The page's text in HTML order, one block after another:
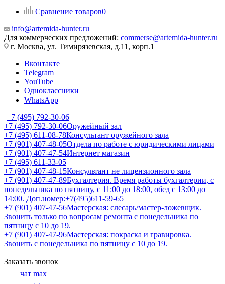
Сравнение товаров0
info@artemida-hunter.ru
Для коммерческих предложений: commerse@artemida-hunter.ru
г. Москва, ул. Тимирязевская, д.11, корп.1
Вконтакте
Telegram
YouTube
Одноклассники
WhatsApp
+7 (495) 792-30-06
+7 (495) 792-30-06Оружейный зал
+7 (495) 611-08-78Консультант оружейного зала
+7 (901) 407-48-05Отдела по работе с юридическими лицами
+7 (901) 407-47-54Интернет магазин
+7 (495) 611-33-05
+7 (901) 407-48-15Консультант не лицензионного зала
+7 (901) 407-47-89Бухгалтерия. Время работы бухгалтерии, с
понедельника по пятницу, с 11:00 до 18:00, обед с 13:00 до
14:00. Доп.номер:+7(495)611-59-65
+7 (901) 407-47-56Мастерская: слесарь/мастер-ложевщик.
Звонить только по вопросам ремонта с понедельника по
пятницу с 10 до 19.
+7 (901) 407-47-96Мастерская: покраска и гравировка.
Звонить с понедельника по пятницу с 10 до 19.
Заказать звонок
чат max